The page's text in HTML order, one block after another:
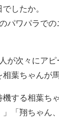
したか。
パワパラで
が次々にア
葉ちゃんが
機する相葉ち
」「翔ちゃん